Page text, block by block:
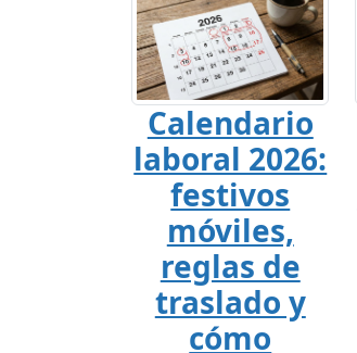
Calendario
laboral 2026:
festivos
móviles,
reglas de
traslado y
cómo